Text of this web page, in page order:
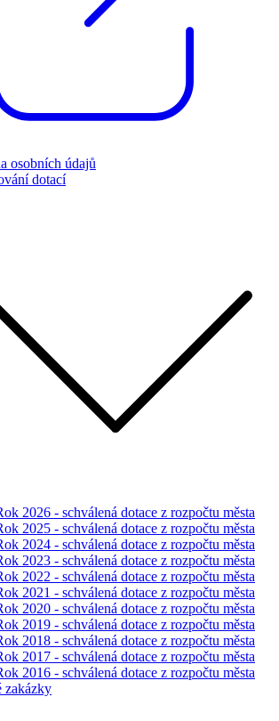
osobních údajů
dotací
2026 - schválená dotace z rozpočtu města
2025 - schválená dotace z rozpočtu města
2024 - schválená dotace z rozpočtu města
2023 - schválená dotace z rozpočtu města
2022 - schválená dotace z rozpočtu města
2021 - schválená dotace z rozpočtu města
2020 - schválená dotace z rozpočtu města
2019 - schválená dotace z rozpočtu města
2018 - schválená dotace z rozpočtu města
2017 - schválená dotace z rozpočtu města
2016 - schválená dotace z rozpočtu města
zakázky